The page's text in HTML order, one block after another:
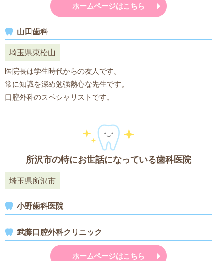
ホームページはこちら
山田歯科
埼玉県東松山
医院長は学生時代からの友人です。
常に知識を深め勉強熱心な先生です。
口腔外科のスペシャリストです。
所沢市の特にお世話になっている歯科医院
埼玉県所沢市
小野歯科医院
武藤口腔外科クリニック
ホームページはこちら